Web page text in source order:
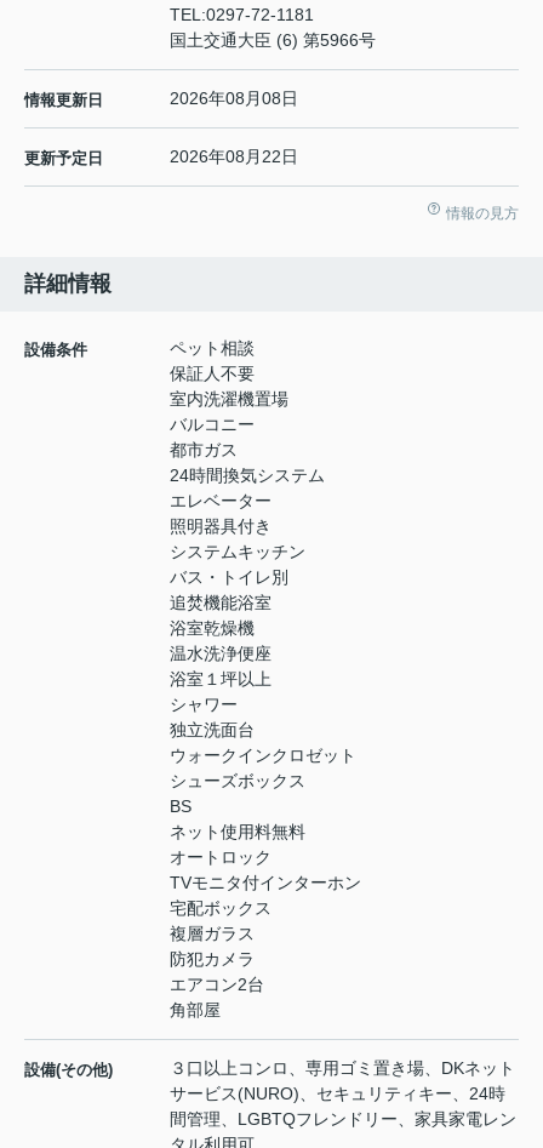
TEL:0297-72-1181
国土交通大臣 (6) 第5966号
情報更新日 2026年08月08日
更新予定日 2026年08月22日
情報の見方
詳細情報
設備条件
ペット相談
保証人不要
室内洗濯機置場
バルコニー
都市ガス
24時間換気システム
エレベーター
照明器具付き
システムキッチン
バス・トイレ別
追焚機能浴室
浴室乾燥機
温水洗浄便座
浴室１坪以上
シャワー
独立洗面台
ウォークインクロゼット
シューズボックス
BS
ネット使用料無料
オートロック
TVモニタ付インターホン
宅配ボックス
複層ガラス
防犯カメラ
エアコン2台
角部屋
設備(その他)
３口以上コンロ、専用ゴミ置き場、DKネット
サービス(NURO)、セキュリティキー、24時
間管理、LGBTQフレンドリー、家具家電レン
タル利用可